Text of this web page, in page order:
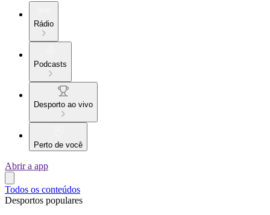
Rádio
Podcasts
Desporto ao vivo
Perto de você
Abrir a app
Todos os conteúdos
Desportos populares